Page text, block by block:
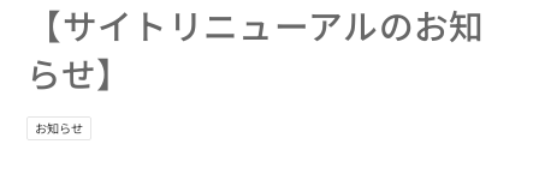
【サイトリニューアルのお知
らせ】
お知らせ